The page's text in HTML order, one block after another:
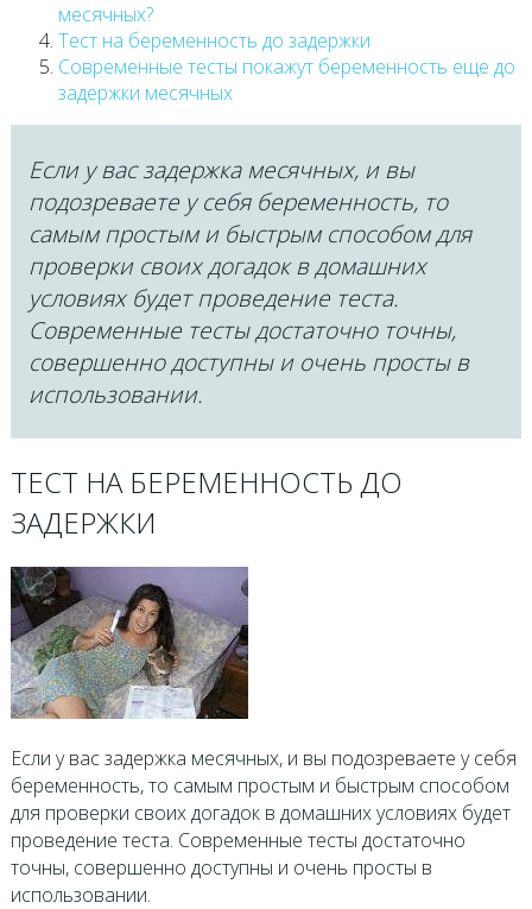
месячных?
Тест на беременность до задержки
Современные тесты покажут беременность еще до
задержки месячных
Если у вас задержка месячных, и вы
подозреваете у себя беременность, то
самым простым и быстрым способом для
проверки своих догадок в домашних
условиях будет проведение теста.
Современные тесты достаточно точны,
совершенно доступны и очень просты в
использовании.
ТЕСТ НА БЕРЕМЕННОСТЬ ДО
ЗАДЕРЖКИ
Если у вас задержка месячных, и вы подозреваете у себя
беременность, то самым простым и быстрым способом
для проверки своих догадок в домашних условиях будет
проведение теста. Современные тесты достаточно
точны, совершенно доступны и очень просты в
использовании.